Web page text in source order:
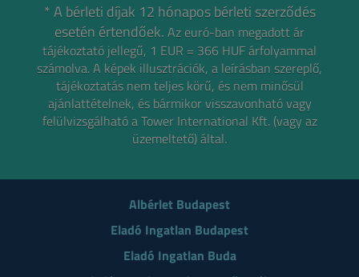
* A bérleti díjak 12 hónapos bérleti szerződés
esetén értendőek. Az euró-ban megadott ár
tájékoztató jellegű, 1 EUR = 366 HUF árfolyammal
számolva.A képek illusztrációk, a leírásban szereplő,
tájékoztatás nem teljes körű, és nem minősül
ajánlattételnek, és bármikor visszavonható vagy
felülvizsgálható a Tower International Kft. (vagy az
üzemeltető) által.
Albérlet Budapest
Eladó Ingatlan Budapest
Eladó Ingatlan Buda